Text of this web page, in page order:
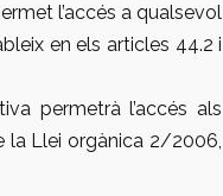
l’accés a qualsevol
en els articles 44.2 i
permetrà l’accés als
la Llei orgànica 2/2006,